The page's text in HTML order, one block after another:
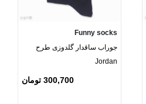
Funny socks
جوراب ساقدار گلدوزی طرح
Jordan
300,700 تومان